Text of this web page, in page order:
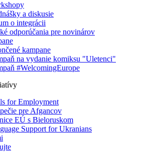
a diskusie
o integrácii
odporúčania pre novinárov
kampane
na vydanie komiksu "Uletenci"
#WelcomingEurope
for Employment
pre Afgancov
EÚ s Bieloruskom
Support for Ukranians